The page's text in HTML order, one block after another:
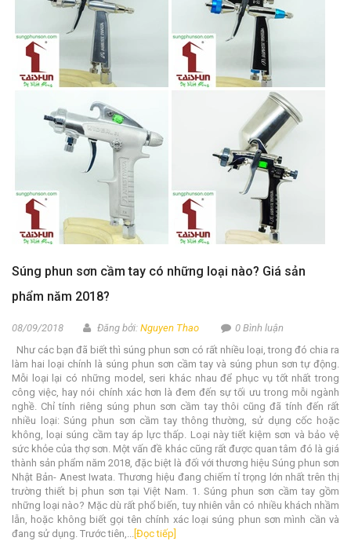
Súng phun sơn cầm tay có những loại nào? Giá sản
phẩm năm 2018?
08/09/2018 Đăng bởi: Nguyen Thao
0 Bình luận
Như các bạn đã biết thì súng phun sơn có rất nhiều loại, trong đó chia ra
làm hai loại chính là súng phun sơn cầm tay và súng phun sơn tự động.
Mỗi loại lại có những model, seri khác nhau để phục vụ tốt nhất trong
công việc, hay nói chính xác hơn là đem đến sự tối ưu trong mỗi ngành
nghề. Chỉ tính riêng súng phun sơn cầm tay thôi cũng đã tính đến rất
nhiều loại: Súng phun sơn cầm tay thông thường, sử dụng cốc hoặc
không, loại súng cầm tay áp lực thấp. Loại này tiết kiệm sơn và bảo vệ
sức khỏe của thợ sơn. Một vấn đề khác cũng rất được quan tâm đó là giá
thành sản phẩm năm 2018, đặc biệt là đối với thương hiệu Súng phun sơn
Nhật Bản- Anest Iwata. Thương hiệu đang chiếm tỉ trọng lớn nhất trên thị
trường thiết bị phun sơn tại Việt Nam. 1. Súng phun sơn cầm tay gồm
những loại nào? Mặc dù rất phổ biến, tuy nhiên vẫn có nhiều khách nhầm
lẫn, hoặc không biết gọi tên chính xác loại súng phun sơn mình cần và
đang sử dụng. Trước tiên,... [Đọc tiếp]